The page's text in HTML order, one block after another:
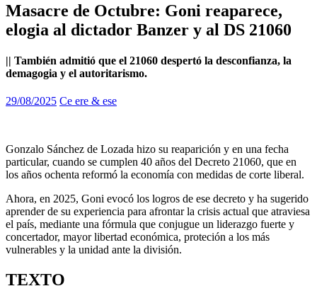
Masacre de Octubre: Goni reaparece,
elogia al dictador Banzer y al DS 21060
|| También admitió que el 21060 despertó la desconfianza, la
demagogia y el autoritarismo.
29/08/2025 Ce ere & ese
Gonzalo Sánchez de Lozada hizo su reaparición y en una fecha
particular, cuando se cumplen 40 años del Decreto 21060, que en
los años ochenta reformó la economía con medidas de corte liberal.
Ahora, en 2025, Goni evocó los logros de ese decreto y ha sugerido
aprender de su experiencia para afrontar la crisis actual que atraviesa
el país, mediante una fórmula que conjugue un liderazgo fuerte y
concertador, mayor libertad económica, proteción a los más
vulnerables y la unidad ante la división.
TEXTO